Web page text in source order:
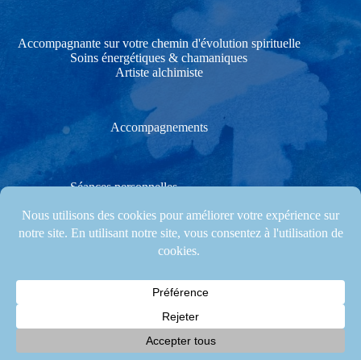
Accompagnante sur votre chemin d'évolution spirituelle
Soins énergétiques & chamaniques
Artiste alchimiste
Accompagnements
Séances personnelles
Stages créatifs & Cérémonies
de Saintes, en Charente-Maritime (17), et régulièrement
également dans les départements voisins (Vienne, Vendée...)
© 2026 Agnès Clairand. Site Web by